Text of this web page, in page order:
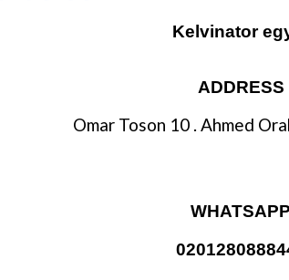
Kelvinator
ADDRESS
Omar Toson 10 . Ahmed
WHATSAPP